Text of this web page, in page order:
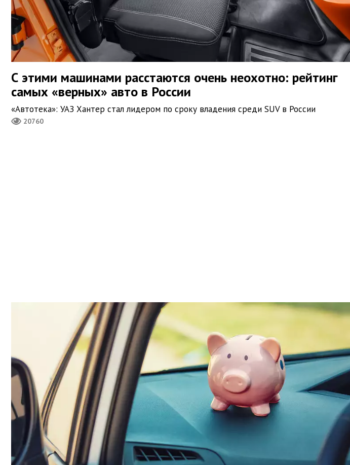
С этими машинами расстаются очень неохотно: рейтинг
самых «верных» авто в России
«Автотека»: УАЗ Хантер стал лидером по сроку владения среди SUV в России
20760